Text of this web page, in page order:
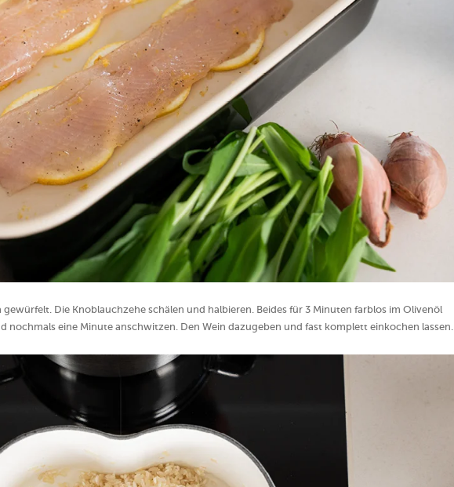
Die Knoblauchzehe schälen und halbieren. Beides für 3 Minuten farblos im Olivenöl
nochmals eine Minute anschwitzen. Den Wein dazugeben und fast komplett einkochen lassen.